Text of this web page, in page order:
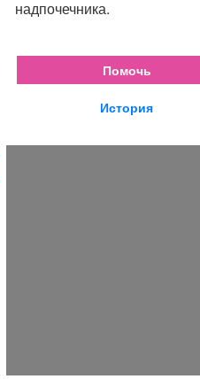
надпочечника.
Помочь
История